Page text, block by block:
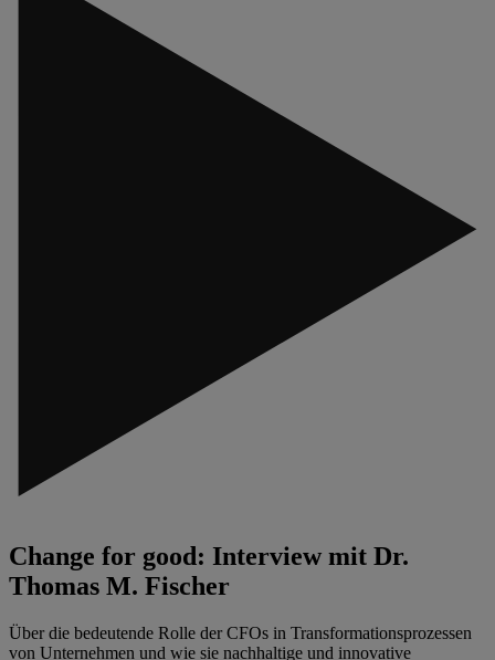
Change for good: Interview mit Dr.
Thomas M. Fischer
Über die bedeutende Rolle der CFOs in Transformationsprozessen
von Unternehmen und wie sie nachhaltige und innovative